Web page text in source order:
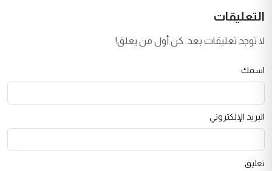
التعليقات
لا توجد تعليقات بعد. كن أول من يعلق!
اسمك
البريد الإلكتروني
تعليق